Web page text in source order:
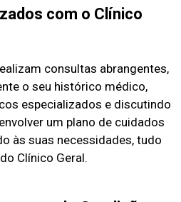
com o Clínico
consultas abrangentes,
o seu histórico médico,
especializados e discutindo
um plano de cuidados
às suas necessidades, tudo
Clínico Geral.